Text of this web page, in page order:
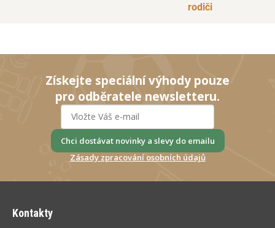
rodiči
Získejte speciální výhody pouze
pro odběratele newsletteru.
Chci dostávat novinky a slevy do emailu
Zásady zpracování osobních údajů
Kontakty